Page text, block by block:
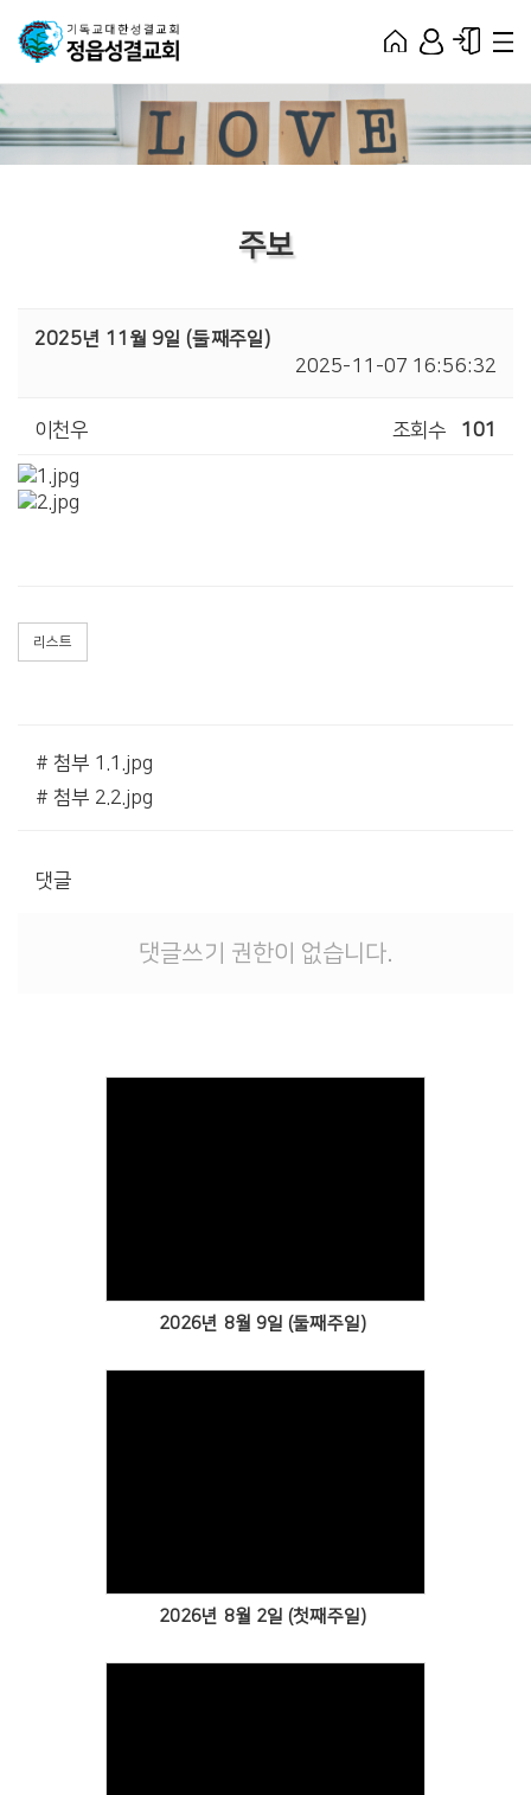
주보
2025년 11월 9일 (둘째주일)
2025-11-07 16:56:32
이천우 조회수 101
리스트
# 첨부 1.1.jpg
# 첨부 2.2.jpg
댓글
댓글쓰기 권한이 없습니다.
2026년 8월 9일 (둘째주일)
2026년 8월 2일 (첫째주일)